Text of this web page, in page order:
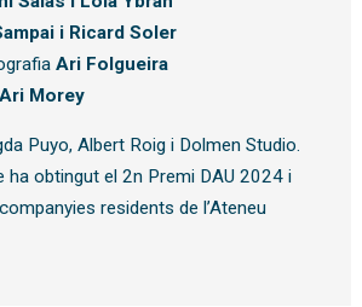
i Ricard Soler
Ari Folgueira
Ari Morey
Puyo, Albert Roig i Dolmen Studio.
ha obtingut el 2n Premi DAU 2024 i
residents de l’Ateneu